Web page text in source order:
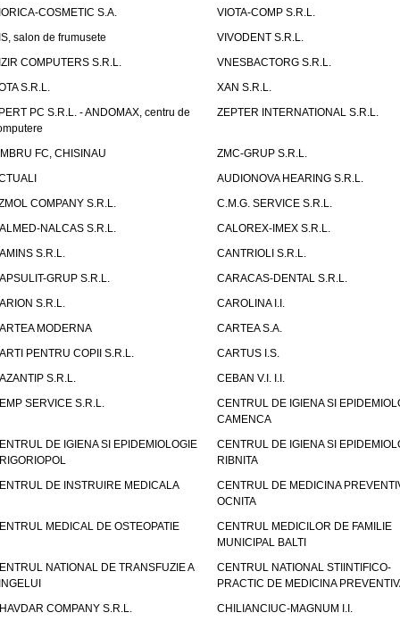
COSMETIC S.A.
VIOTA-COMP S.R.L.
salon de frumusete
VIVODENT S.R.L.
COMPUTERS S.R.L.
VNESBACTORG S.R.L.
S.R.L.
XAN S.R.L.
PC S.R.L. - ANDOMAX, centru de
ZEPTER INTERNATIONAL S.R.L.
FC, CHISINAU
ZMC-GRUP S.R.L.
AUDIONOVA HEARING S.R.L.
COMPANY S.R.L.
C.M.G. SERVICE S.R.L.
NALCAS S.R.L.
CALOREX-IMEX S.R.L.
S.R.L.
CANTRIOLI S.R.L.
GRUP S.R.L.
CARACAS-DENTAL S.R.L.
S.R.L.
CAROLINA I.I.
MODERNA
CARTEA S.A.
PENTRU COPII S.R.L.
CARTUS I.S.
S.R.L.
CEBAN V.I. I.I.
SERVICE S.R.L.
CENTRUL DE IGIENA SI
CAMENCA
DE IGIENA SI EPIDEMIOLOGIE
CENTRUL DE IGIENA SI
RIBNITA
DE INSTRUIRE MEDICALA
CENTRUL DE MEDICINA
OCNITA
MEDICAL DE OSTEOPATIE
CENTRUL MEDICILOR DE FAMILIE
MUNICIPAL BALTI
NATIONAL DE TRANSFUZIE A
CENTRUL NATIONAL STIINTIFICO-
PRACTIC DE MEDICINA
COMPANY S.R.L.
CHILIANCIUC-MAGNUM I.I.